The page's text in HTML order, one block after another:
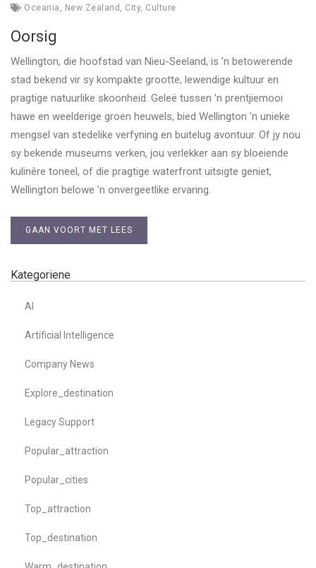
Oceania , New Zealand , City, Culture
Oorsig
Wellington, die hoofstad van Nieu-Seeland, is ’n betowerende
stad bekend vir sy kompakte grootte, lewendige kultuur en
pragtige natuurlike skoonheid. Geleë tussen ’n prentjiemooi
hawe en weelderige groen heuwels, bied Wellington ’n unieke
mengsel van stedelike verfyning en buitelug avontuur. Of jy nou
sy bekende museums verken, jou verlekker aan sy bloeiende
kulinêre toneel, of die pragtige waterfront uitsigte geniet,
Wellington belowe ’n onvergeetlike ervaring.
GAAN VOORT MET LEES
Kategoriene
AI
Artificial Intelligence
Company News
Explore_destination
Legacy Support
Popular_attraction
Popular_cities
Top_attraction
Top_destination